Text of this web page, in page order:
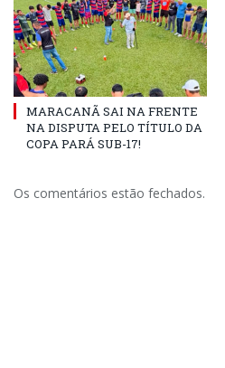
MARACANÃ SAI NA FRENTE
NA DISPUTA PELO TÍTULO DA
COPA PARÁ SUB-17!
Os comentários estão fechados.